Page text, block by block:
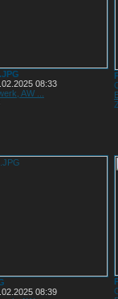
08:33
AW ...
08:39